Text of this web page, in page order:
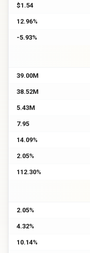
$1.54
12.96%
-5.93%
39.00M
38.52M
5.43M
7.95
14.09%
2.05%
112.30%
2.05%
4.32%
10.14%